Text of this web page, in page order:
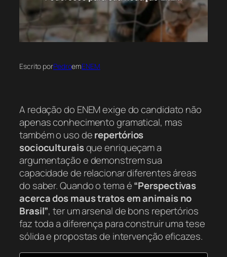
Escrito porPedroemENEM
A redação do ENEM exige do candidato não
apenas conhecimento gramatical, mas
também o uso derepertórios
socioculturaisque enriqueçam a
argumentação e demonstrem sua
capacidade de relacionar diferentes áreas
do saber. Quando o tema é“Perspectivas
acerca dos maus tratos em animais no
Brasil”, ter um arsenal de bons repertórios
faz toda a diferença para construir uma tese
sólida e propostas de intervenção eficazes.